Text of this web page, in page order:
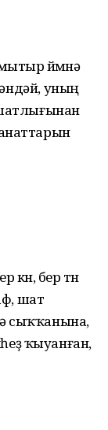
өйөмөнә
уның
шатлығынан
бер төн
шат
сыҡҡанына,
ҡыуанған,